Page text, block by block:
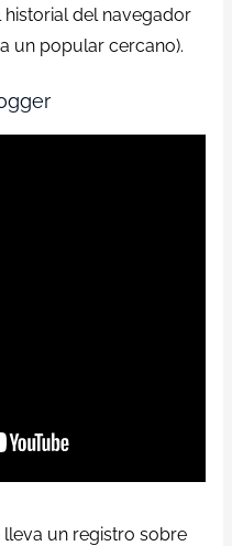
del navegador
un popular cercano).
un registro sobre